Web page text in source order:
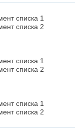
списка 1
списка 2
списка 1
списка 2
списка 1
списка 2